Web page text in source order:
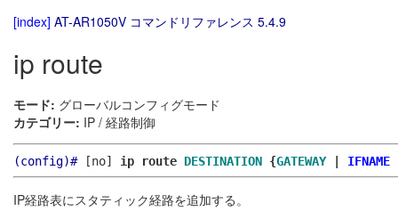
[index] AT-AR1050V コマンドリファレンス 5.4.9
ip route
モード: グローバルコンフィグモード
カテゴリー: IP / 経路制御
(config)#[no] ip route DESTINATION {GATEWAY| IFNAME
IP経路表にスタティック経路を追加する。